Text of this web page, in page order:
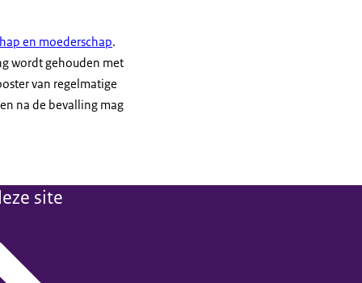
en moederschap.
wordt gehouden met
van regelmatige
na de bevalling mag
site